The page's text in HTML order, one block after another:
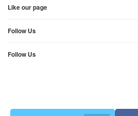
Like our page
Follow Us
Follow Us